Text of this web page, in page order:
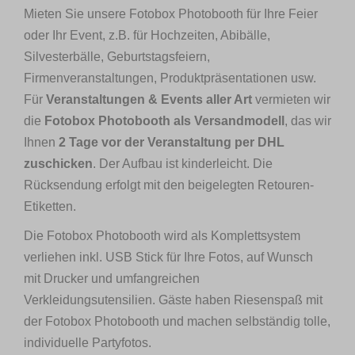
Mieten Sie unsere Fotobox Photobooth für Ihre Feier
oder Ihr Event, z.B. für Hochzeiten, Abibälle,
Silvesterbälle, Geburtstagsfeiern,
Firmenveranstaltungen, Produktpräsentationen usw.
Für Veranstaltungen & Events aller Art vermieten wir
die Fotobox Photobooth als Versandmodell , das wir
Ihnen 2 Tage vor der Veranstaltung per DHL
zuschicken. Der Aufbau ist kinderleicht. Die
Rücksendung erfolgt mit den beigelegten Retouren-
Etiketten.
Die Fotobox Photobooth wird als Komplettsystem
verliehen inkl. USB Stick für Ihre Fotos, auf Wunsch
mit Drucker und umfangreichen
Verkleidungsutensilien. Gäste haben Riesenspaß mit
der Fotobox Photobooth und machen selbständig tolle,
individuelle Partyfotos.